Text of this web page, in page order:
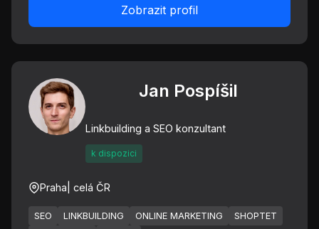
Zobrazit profil
Jan Pospíšil
Linkbuilding a SEO konzultant
k dispozici
Praha | celá ČR
SEO LINKBUILDING ONLINE MARKETING
SHOPTET